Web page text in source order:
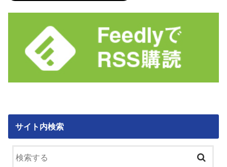
サイト内検索